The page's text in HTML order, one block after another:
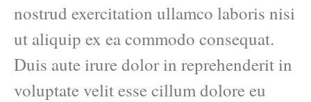
nostrud exercitation ullamco laboris nisi
ut aliquip ex ea commodo consequat.
Duis aute irure dolor in reprehenderit in
voluptate velit esse cillum dolore eu